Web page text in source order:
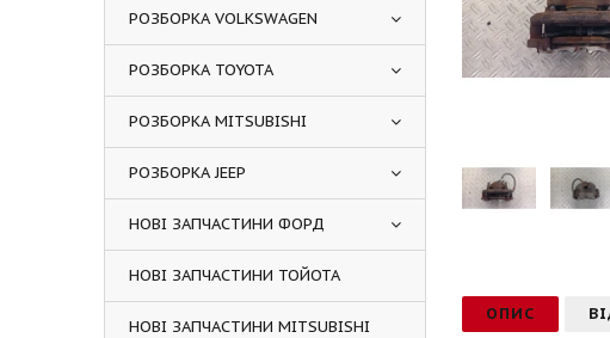
ОПИС
РОЗБОРКА VOLKSWAGEN
РОЗБОРКА TOYOTA
РОЗБОРКА MITSUBISHI
РОЗБОРКА JEEP
НОВІ ЗАПЧАСТИНИ ФОРД
НОВІ ЗАПЧАСТИНИ ТОЙОТА
НОВІ ЗАПЧАСТИНИ MITSUBISHI